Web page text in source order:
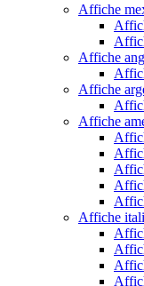
Affiche
Affiche
Affiche
Affiche
Affiche